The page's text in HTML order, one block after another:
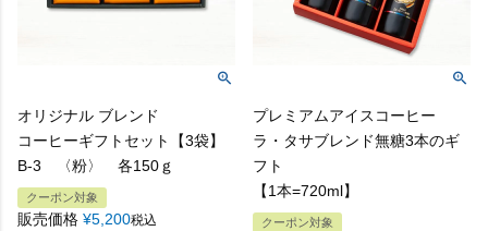
オリジナル ブレンド
コーヒーギフトセット【3袋】
B-3 〈粉〉 各150ｇ
クーポン対象
販売価格 ¥5,200税込
プレミアムアイスコーヒー
ラ・タサブレンド無糖3本のギ
フト
【1本=720ml】
クーポン対象